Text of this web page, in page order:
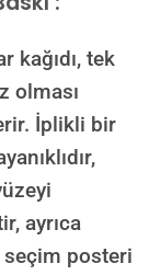
tek
olması
İplikli bir
ayrıca
seçim posteri